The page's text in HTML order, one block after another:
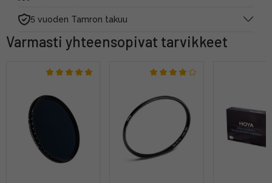
5 vuoden Tamron takuu
Varmasti yhteensopivat tarvikkeet